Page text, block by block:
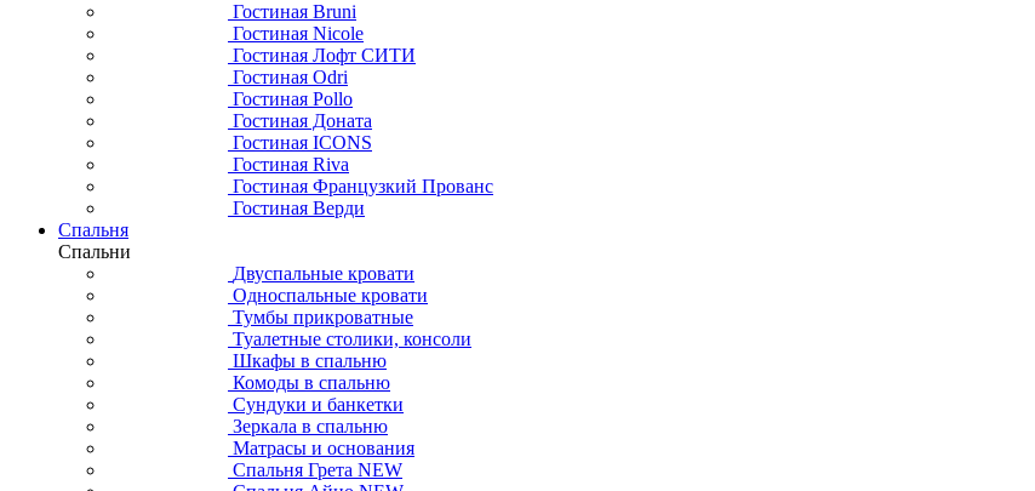
Гостиная Bruni
Гостиная Nicole
Гостиная Лофт СИТИ
Гостиная Odri
Гостиная Pollo
Гостиная Доната
Гостиная ICONS
Гостиная Riva
Гостиная Французкий Прованс
Гостиная Верди
Спальня
Спальни
Двуспальные кровати
Односпальные кровати
Тумбы прикроватные
Туалетные столики, консоли
Шкафы в спальню
Комоды в спальню
Сундуки и банкетки
Зеркала в спальню
Матрасы и основания
Спальня Грета NEW